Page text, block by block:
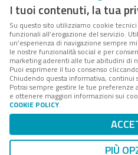
Forumpa.itè una
presso Registro della
Reg. n. 182 del 2 maggio
FPA s.r.l. è società
Coordinamento da parte di
è un'azienda certificata
Codice Fiscale/Partita IVA n.
n.
Mappa
I tuoi contenuti, la tua
Su questo sito utilizziamo cookie
funzionali all’erogazione del servizio.
un’esperienza di navigazione sempre
le nostre funzionalità social e per
marketing aderenti alle tue abitudini di
Puoi esprimere il tuo consenso cliccando
Chiudendo questa informativa, continui
Potrai sempre gestire le tue preferenze
e ottenere maggiori informazioni sui
COOKIE POLICY.
PIÙ